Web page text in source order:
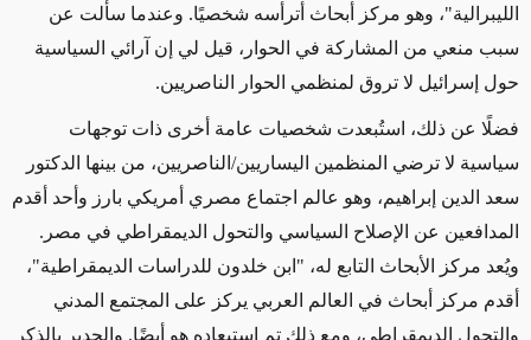
الليبرالية"، وهو مركز أبحاث أترأسه شخصيًا. وعندما سألت عن
سبب منعي من المشاركة في الحوار، قيل لي إن آرائي السياسية
حول إسرائيل لا تروق لمنظمي الحوار الناصريين.
فضلًا عن ذلك، استُبعدت شخصيات عامة أخرى ذات توجهات
سياسية لا ترضي المنظمين اليساريين/الناصريين، من بينها الدكتور
سعد الدين إبراهيم، وهو عالم اجتماع مصري أمريكي بارز وأحد أقدم
المدافعين عن الإصلاح السياسي والتحول الديمقراطي في مصر.
ويُعد مركز الأبحاث التابع له، "ابن خلدون للدراسات الديمقراطية"،
أقدم مركز أبحاث في العالم العربي يركز على المجتمع المدني
والتحول الديمقراطي، ومع ذلك تم استبعاده هو أيضًا. والجدير بالذكر